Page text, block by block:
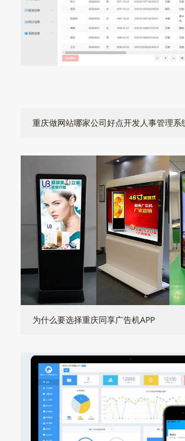
重庆做网站哪家公司好点开发人事管理系
为什么要选择重庆同享广告机APP